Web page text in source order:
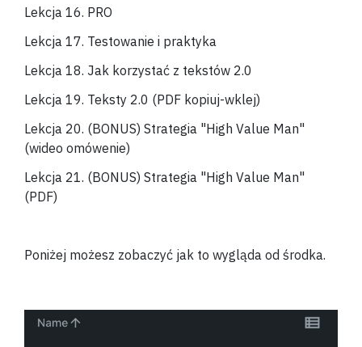
Lekcja 16. PRO
Lekcja 17. Testowanie i praktyka
Lekcja 18. Jak korzystać z tekstów 2.0
Lekcja 19. Teksty 2.0 (PDF kopiuj-wklej)
Lekcja 20. (BONUS) Strategia "High Value Man"
(wideo omówenie)
Lekcja 21. (BONUS) Strategia "High Value Man"
(PDF)
Poniżej możesz zobaczyć jak to wygląda od środka.